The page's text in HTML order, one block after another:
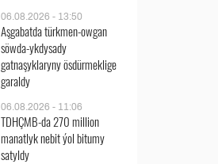
06.08.2026 - 13:50
Aşgabatda türkmen-owgan
söwda-ykdysady
gatnaşyklaryny ösdürmeklige
garaldy
06.08.2026 - 11:06
TDHÇMB-da 270 million
manatlyk nebit ýol bitumy
satyldy